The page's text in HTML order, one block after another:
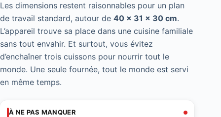
Les dimensions restent raisonnables pour un plan
de travail standard, autour de 40 x 31 x 30 cm.
L’appareil trouve sa place dans une cuisine familiale
sans tout envahir. Et surtout, vous évitez
d’enchaîner trois cuissons pour nourrir tout le
monde. Une seule fournée, tout le monde est servi
en même temps.
À NE PAS MANQUER